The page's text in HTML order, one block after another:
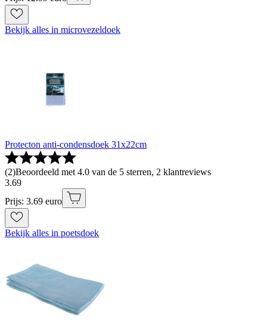
Bekijk alles in microvezeldoek
Protecton anti-condensdoek 31x22cm
(2)Beoordeeld met 4.0 van de 5 sterren, 2 klantreviews
3.69
Prijs: 3.69 euro
Bekijk alles in poetsdoek